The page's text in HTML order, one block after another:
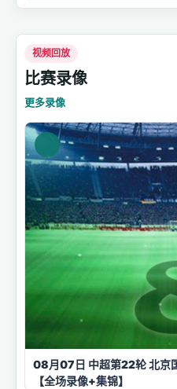
视频回放
比赛录像
更多录像
08月07日 中超第22轮 北京
【全场录像+集锦】